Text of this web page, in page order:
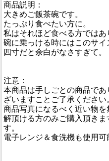
商品説明：
大きめご飯茶碗です。
たっぷり食べたい方に。
私はそれほど食べる方では
碗に乗っける時にはこのサイ
四寸だと余白がなさすぎて。
注意：
本商品は手しごとの商品で
ざいますことご了承ください
商品写真になるべく近い物
解頂ける方のみご購入頂き
す。
電子レンジ＆食洗機も使用可